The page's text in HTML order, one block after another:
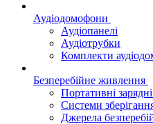
Аудіодомофони
Аудіопанелі
Аудіотрубки
Комплекти
Безперебійне живлення
Портативні зарядні
Системи
Джерела